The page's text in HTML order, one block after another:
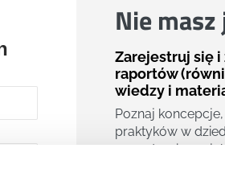
Nie masz
Zarejestruj się i
raportów
wiedzy i
Poznaj
praktyków w
zarządzania